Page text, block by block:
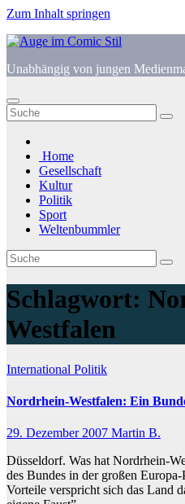
Zum Inhalt springen
Unabhängig von jungen
Home
Gesellschaft
Kultur
Politik
Sport
Weltenbummler
Schlagwort:
Westfalen
International Politik
Nordrhein-Westfalen: Ein
29. Dezember 2007 Martin B.
Düsseldorf. Was hat Nordrhein-
des Bundes in der großen
Vorteile verspricht sich das Land